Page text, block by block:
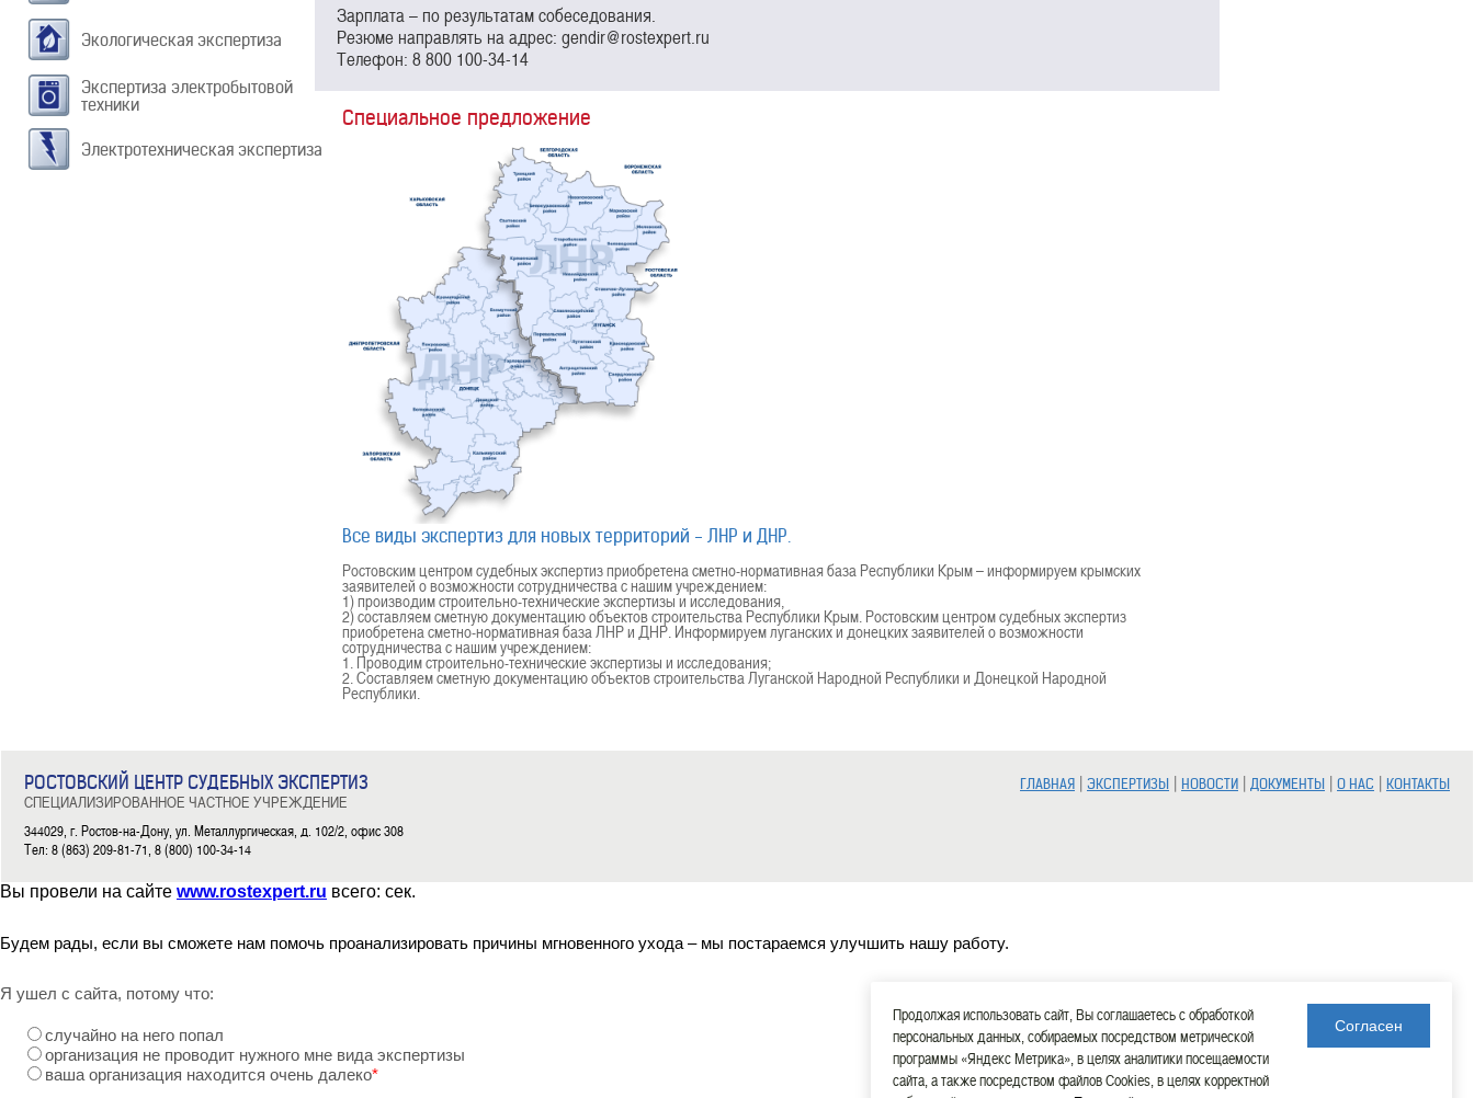
Экологическая экспертиза
Экспертиза электробытовой
техники
Электротехническая экспертиза
Зарплата – по результатам собеседования.
Резюме направлять на адрес: gendir@rostexpert.ru
Телефон: 8 800 100-34-14
Специальное предложение
Все виды экспертиз для новых территорий - ЛНР и ДНР.
Ростовским центром судебных экспертиз приобретена сметно-нормативная база Республики Крым – информируем крымских
заявителей о возможности сотрудничества с нашим учреждением:
1) производим строительно-технические экспертизы и исследования,
2) составляем сметную документацию объектов строительства Республики Крым. Ростовским центром судебных экспертиз
приобретена сметно-нормативная база ЛНР и ДНР. Информируем луганских и донецких заявителей о возможности
сотрудничества с нашим учреждением:
1. Проводим строительно-технические экспертизы и исследования;
2. Составляем сметную документацию объектов строительства Луганской Народной Республики и Донецкой Народной
Республики.
РОСТОВСКИЙ ЦЕНТР СУДЕБНЫХ ЭКСПЕРТИЗ
СПЕЦИАЛИЗИРОВАННОЕ ЧАСТНОЕ УЧРЕЖДЕНИЕ
344029, г. Ростов-на-Дону, ул. Металлургическая, д. 102/2, офис 308
Тел: 8 (863) 209-81-71, 8 (800) 100-34-14
ГЛАВНАЯ | ЭКСПЕРТИЗЫ | НОВОСТИ | ДОКУМЕНТЫ | О НАС | КОНТАКТЫ
Вы провели на сайте www.rostexpert.ru всего: сек.
Будем рады, если вы сможете нам помочь проанализировать причины мгновенного ухода – мы постараемся улучшить нашу работу.
Я ушел с сайта, потому что:
случайно на него попал
организация не проводит нужного мне вида экспертизы
ваша организация находится очень далеко*
Продолжая использовать сайт, Вы соглашаетесь с обработкой
персональных данных, собираемых посредством метрической
программы «Яндекс Метрика», в целях аналитики посещаемости
сайта, а также посредством файлов Cookies, в целях корректной
Согласен